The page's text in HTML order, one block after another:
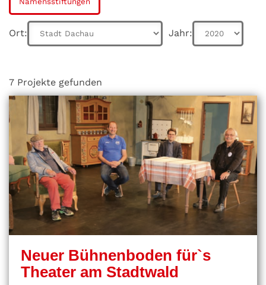
Ort: Jahr:
7 Projekte gefunden
Neuer Bühnenboden für`s
Theater am Stadtwald